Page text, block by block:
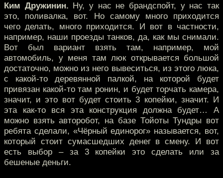
Ким Дружинин. Ну, у нас не брандспойт, у нас так
это, поливалка, вот. Но самому много приходится
чего делать, много приходится. И вот в частности,
например, наши проезды танков, да, как мы снимали.
Вот был вариант взять там, например, мой
автомобиль, у меня там люк открывается большой
достаточно, можно из него вывеситься, из этого люка,
с какой-то деревянной палкой, на которой будет
привязан какой-то там ронин, и будет торчать камера,
значит, и это вот будет стоить 3 копейки, значит. И
эта как-то вся эта конструкция должна будет… А
можно взять авторобот, на базе Тойоты Тундры вот
ребята сделали, «Чёрный единорог» называется, вот,
который стоит сумасшедших денег в смену. И вот
есть выбор – за 3 копейки это сделать или за
бешеные деньги.